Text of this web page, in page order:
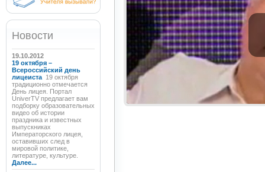
Новости
19.10.2012
19 октября –
Всероссийский день
лицеиста 19 октября
традиционно отмечается
День лицея. Портал
UniverTV предлагает вам
подборку образовательных
видео об истории
праздника и известных
выпускниках
Императорского лицея,
оставивших след в
мировой политике,
литературе, культуре.
Далее...